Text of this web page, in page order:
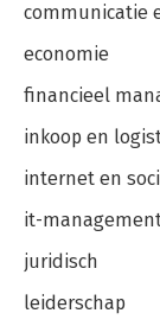
communicatie
economie
financieel
inkoop en
internet en
it-
juridisch
leiderschap